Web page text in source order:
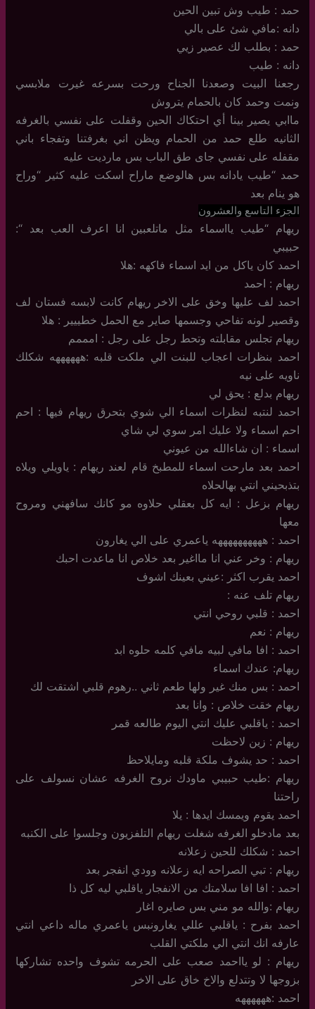
حمد : طيب وش تبين الحين
دانه :مافي شئ على بالي
حمد : بطلب لك عصير زيي
دانه : طيب
رجعنا البيت وصعدنا الجناح ورحت بسرعه غيرت ملابسي
ونمت وحمد كان بالحمام يتروش
ماابي يصير بينا أي احتكاك الحين وقفلت على نفسي بالغرفه
الثانيه طلع حمد من الحمام ويظن اني بغرفتنا وتفجاء باني
مقفله على نفسي جاى طق الباب بس مارديت عليه
حمد “طيب يادانه بس هالوضع ماراح اسكت عليه كثير “وراح
هو ينام بعد
الجزء التاسع والعشرون
ريهام “طيب يااسماء مثل ماتلعبين انا اعرف العب بعد “:
حبيبي
احمد كان ياكل من ايد اسماء فاكهه :هلا
ريهام : احمد
احمد لف عليها وخق على الاخر ريهام كانت لابسه فستان لف
وقصير لونه تفاحي وجسمها صاير مع الحمل خطييير : هلا
ريهام تجلس مقابلته وتحط رجل على رجل : امممم
احمد بنظرات اعجاب للبنت الي ملكت قلبه :ههههههه شكلك
ناويه على نيه
ريهام بدلع : يحق لي
احمد لنتبه لنظرات اسماء الي شوي بتحرق ريهام فيها : احم
احم اسماء ولا عليك امر سوي لي شاي
اسماء : ان شاءالله من عيوني
احمد بعد مارحت اسماء للمطبخ قام لعند ريهام : ياويلي ويلاه
بتذبحيني انتي بهالحلاه
ريهام بزعل : ايه كل بعقلي حلاوه مو كانك سافهني ومروح
معها
احمد : ههههههههههه ياعمري على الي يغارون
ريهام : وخر عني انا مااغير بعد خلاص انا ماعدت احبك
احمد يقرب اكثر :عيني بعينك اشوف
ريهام تلف عنه :
احمد : قلبي روحي انتي
ريهام : نعم
احمد : افا مافي لبيه مافي كلمه حلوه ابد
ريهام: عندك اسماء
احمد : بس منك غير ولها طعم ثاني ..رهوم قلبي اشتقت لك
ريهام خقت خلاص : وانا بعد
احمد : ياقلبي عليك انتي اليوم طالعه قمر
ريهام : زين لاحظت
احمد : حد يشوف ملكة قلبه ومايلاحظ
ريهام :طيب حبيبي ماودك نروح الغرفه عشان نسولف على
راحتنا
احمد يقوم ويمسك ايدها : يلا
بعد مادخلو الغرفه شغلت ريهام التلفزيون وجلسوا على الكنبه
احمد : شكلك للحين زعلانه
ريهام : تبي الصراحه ايه زعلانه وودي انفجر بعد
احمد : افا افا سلامتك من الانفجار ياقلبي ليه كل ذا
ريهام :والله مو مني بس صايره اغار
احمد بفرح : ياقلبي عللي يغارونبس ياعمري ماله داعي انتي
عارفه انك انتي الي ملكتي القلب
ريهام : لو يااحمد صعب على الحرمه تشوف واحده تشاركها
بزوجها لا وتتدلع والاخ خاق على الاخر
احمد :ههههههه